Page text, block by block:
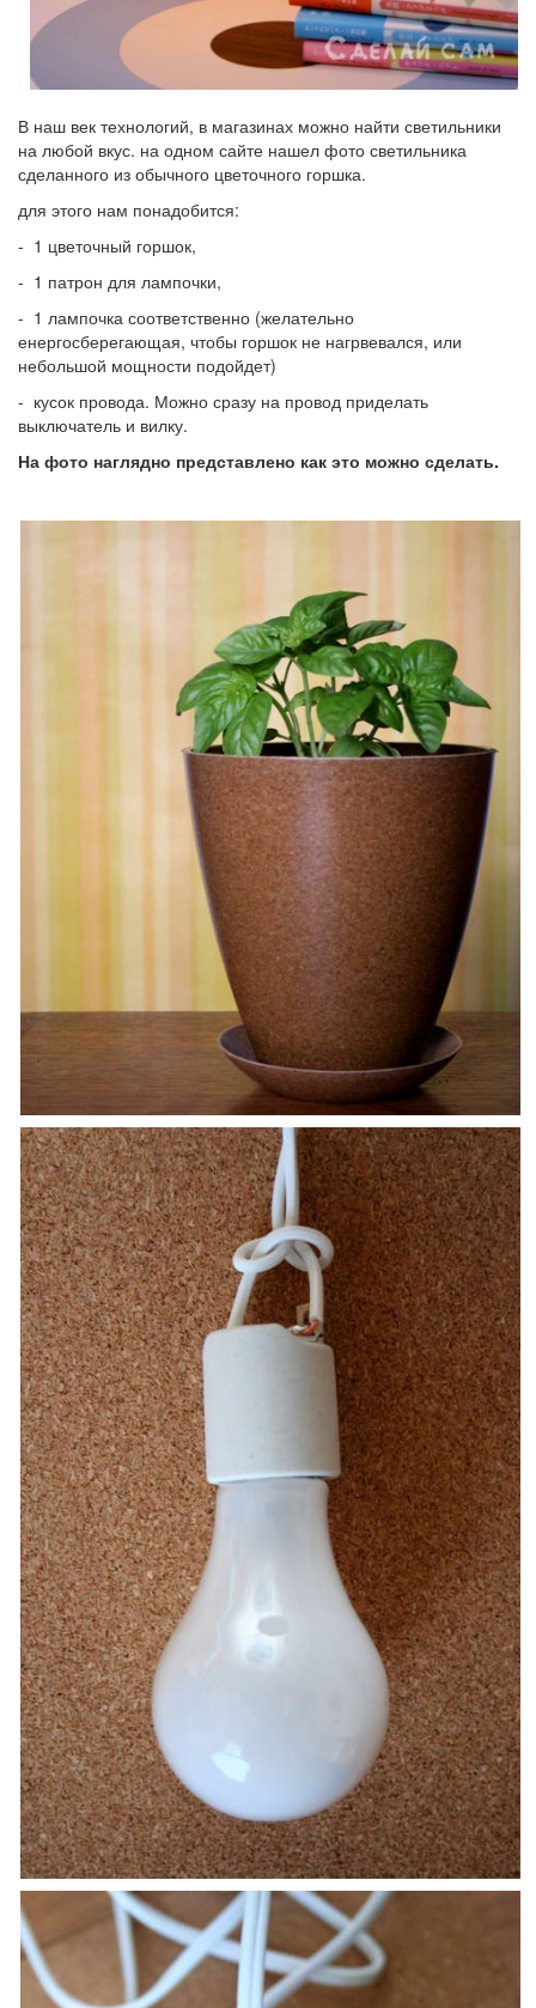
В наш век технологий, в магазинах можно найти светильники
на любой вкус. на одном сайте нашел фото светильника
сделанного из обычного цветочного горшка.
для этого нам понадобится:
- 1 цветочный горшок,
- 1 патрон для лампочки,
- 1 лампочка соответственно (желательно
енергосберегающая, чтобы горшок не нагрвевался, или
небольшой мощности подойдет)
- кусок провода. Можно сразу на провод приделать
выключатель и вилку.
На фото наглядно представлено как это можно сделать.